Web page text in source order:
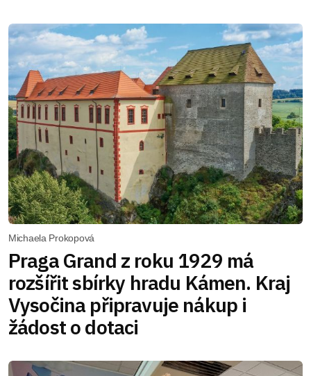
Michaela Prokopová
Praga Grand z roku 1929 má
rozšířit sbírky hradu Kámen. Kraj
Vysočina připravuje nákup i
žádost o dotaci